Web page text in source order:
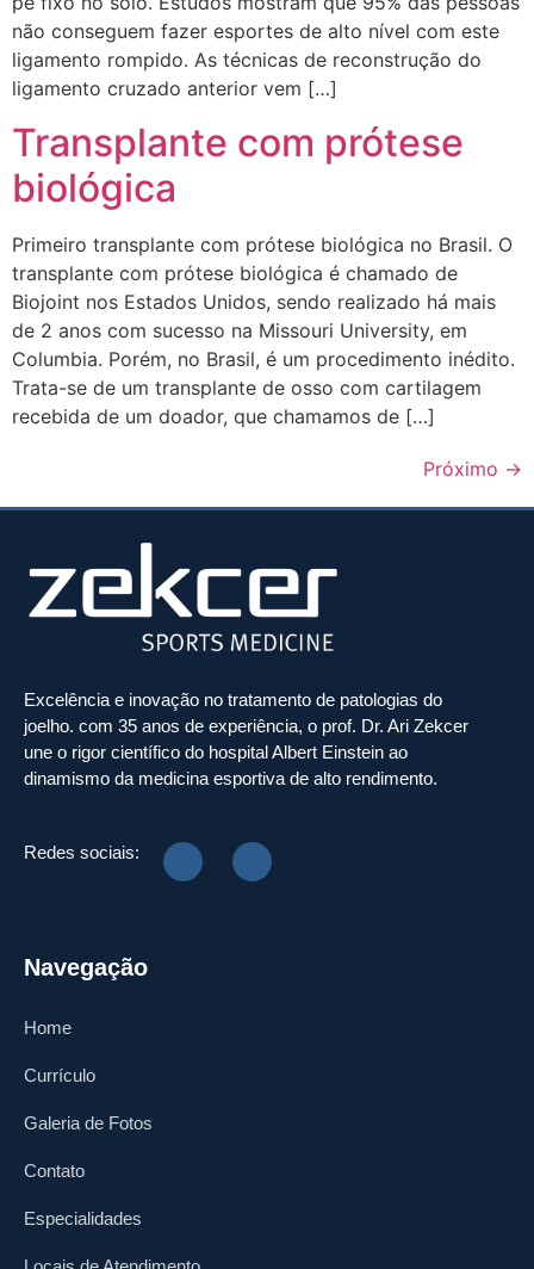
não conseguem fazer esportes de alto nível com este
ligamento rompido. As técnicas de reconstrução do
ligamento cruzado anterior vem […]
Transplante com prótese
biológica
Primeiro transplante com prótese biológica no Brasil. O
transplante com prótese biológica é chamado de
Biojoint nos Estados Unidos, sendo realizado há mais
de 2 anos com sucesso na Missouri University, em
Columbia. Porém, no Brasil, é um procedimento inédito.
Trata-se de um transplante de osso com cartilagem
recebida de um doador, que chamamos de […]
Próximo →
Excelência e inovação no tratamento de patologias do
joelho. com 35 anos de experiência, o prof. Dr. Ari Zekcer
une o rigor científico do hospital Albert Einstein ao
dinamismo da medicina esportiva de alto rendimento.
Redes sociais:
Navegação
Home
Currículo
Galeria de Fotos
Contato
Especialidades